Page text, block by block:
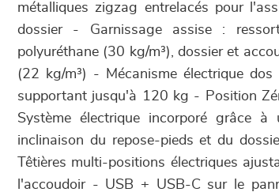
métalliques zigzag entrelacés pour
dossier - Garnissage assise :
polyuréthane (30 kg/m³), dossier et
(22 kg/m³) - Mécanisme électrique
supportant jusqu'à 120 kg - Position
Système électrique incorporé grâce
inclinaison du repose-pieds et du
Têtières multi-positions électriques
l'accoudoir - USB + USB-C sur le